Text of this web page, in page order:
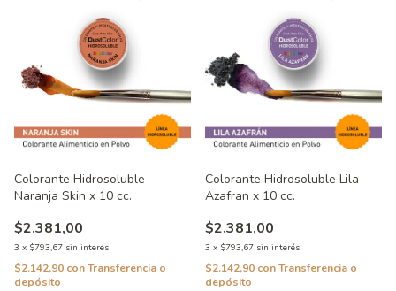
Colorante Hidrosoluble
Naranja Skin x 10 cc.
$2.381,00
3 x $793,67 sin interés
$2.142,90 conTransferencia o
depósito
Colorante Hidrosoluble Lila
Azafran x 10 cc.
$2.381,00
3 x $793,67 sin interés
$2.142,90 conTransferencia o
depósito